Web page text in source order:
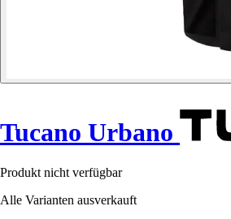
Tucano Urbano
Produkt nicht verfügbar
Alle Varianten ausverkauft